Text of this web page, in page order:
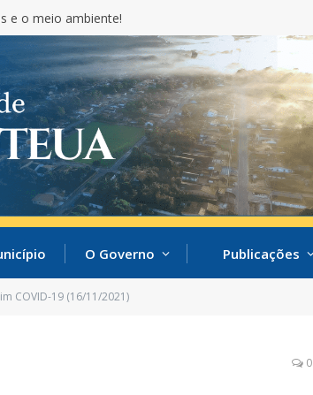
e o meio ambiente!
O Governo Publicações
COVID-19 (16/11/2021)
0